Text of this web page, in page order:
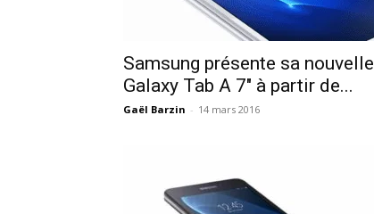
Samsung présente sa nouvelle
Galaxy Tab A 7″ à partir de...
Gaël Barzin - 14 mars 2016